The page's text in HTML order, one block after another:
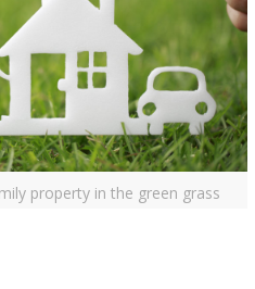
property in the green grass